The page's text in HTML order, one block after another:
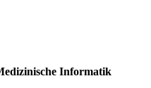
Informatik